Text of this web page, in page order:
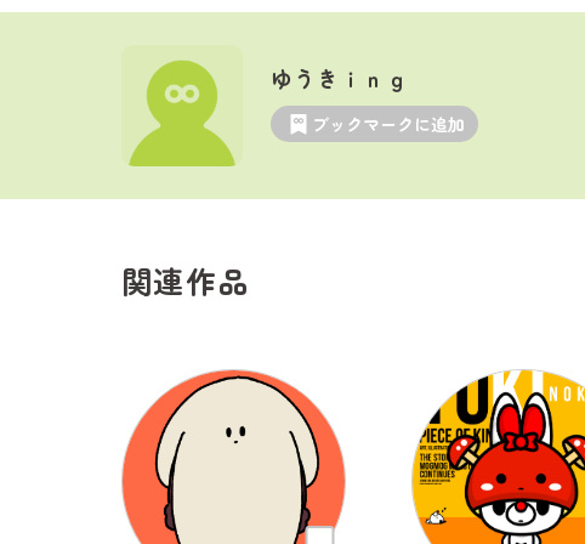
ゆうきｉｎｇ
ブックマークに追加
関連作品